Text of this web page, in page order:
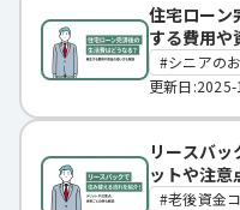
住宅ローン
する費用や
シニアの
更新日
リースバ
ットや注
老後資金